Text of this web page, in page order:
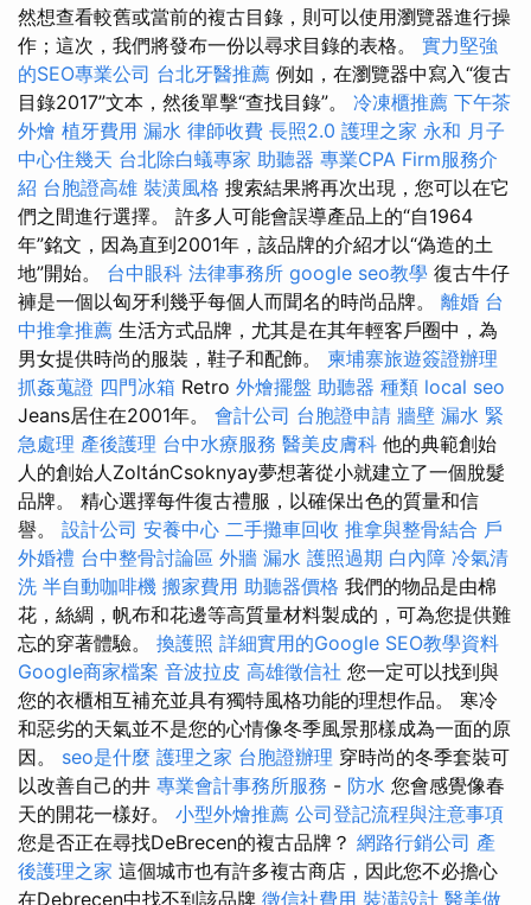
然想查看較舊或當前的複古目錄，則可以使用瀏覽器進行操
作；這次，我們將發布一份以尋求目錄的表格。 實力堅強
的SEO專業公司 台北牙醫推薦 例如，在瀏覽器中寫入“復古
目錄2017”文本，然後單擊“查找目錄”。 冷凍櫃推薦 下午茶
外燴 植牙費用 漏水 律師收費 長照2.0 護理之家 永和 月子
中心住幾天 台北除白蟻專家 助聽器 專業CPA Firm服務介
紹 台胞證高雄 裝潢風格 搜索結果將再次出現，您可以在它
們之間進行選擇。 許多人可能會誤導產品上的“自1964
年”銘文，因為直到2001年，該品牌的介紹才以“偽造的土
地”開始。 台中眼科 法律事務所 google seo教學 復古牛仔
褲是一個以匈牙利幾乎每個人而聞名的時尚品牌。 離婚 台
中推拿推薦 生活方式品牌，尤其是在其年輕客戶圈中，為
男女提供時尚的服裝，鞋子和配飾。 柬埔寨旅遊簽證辦理
抓姦蒐證 四門冰箱 Retro 外燴擺盤 助聽器 種類 local seo
Jeans居住在2001年。 會計公司 台胞證申請 牆壁 漏水 緊
急處理 產後護理 台中水療服務 醫美皮膚科 他的典範創始
人的創始人ZoltánCsoknyay夢想著從小就建立了一個脫髮
品牌。 精心選擇每件復古禮服，以確保出色的質量和信
譽。 設計公司 安養中心 二手攤車回收 推拿與整骨結合 戶
外婚禮 台中整骨討論區 外牆 漏水 護照過期 白內障 冷氣清
洗 半自動咖啡機 搬家費用 助聽器價格 我們的物品是由棉
花，絲綢，帆布和花邊等高質量材料製成的，可為您提供難
忘的穿著體驗。 換護照 詳細實用的Google SEO教學資料
Google商家檔案 音波拉皮 高雄徵信社 您一定可以找到與
您的衣櫃相互補充並具有獨特風格功能的理想作品。 寒冷
和惡劣的天氣並不是您的心情像冬季風景那樣成為一面的原
因。 seo是什麼 護理之家 台胞證辦理 穿時尚的冬季套裝可
以改善自己的井 專業會計事務所服務 - 防水 您會感覺像春
天的開花一樣好。 小型外燴推薦 公司登記流程與注意事項
您是否正在尋找DeBrecen的複古品牌？ 網路行銷公司 產
後護理之家 這個城市也有許多複古商店，因此您不必擔心
在Debrecen中找不到該品牌 徵信社費用 裝潢設計 醫美做